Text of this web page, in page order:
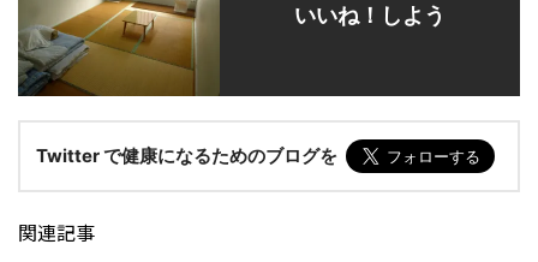
いいね！しよう
Twitter で健康になるためのブログを
関連記事